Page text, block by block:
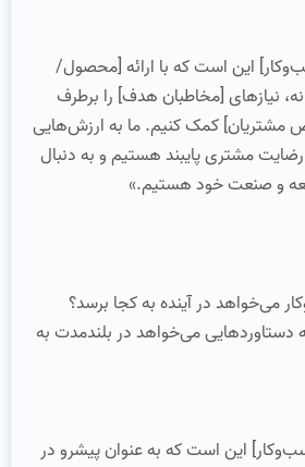
این است که با ارائه [محصول/
نیازهای [مخاطبان هدف] را برطرف
مشتریان] کمک کنیم. ما به ارزش‌هایی
مشتری پایبند هستیم و به دنبال
و صنعت خود هستیم.»
می‌خواهد در آینده به کجا برسد؟
دستاوردهایی می‌خواهد در بلندمدت به
این است که به عنوان پیشرو در